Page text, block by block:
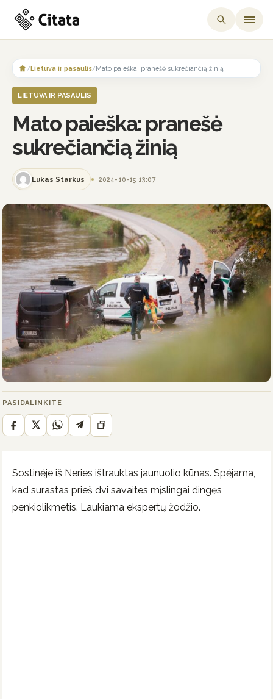
content
/Lietuva ir pasaulis/Mato paieška: pranešė sukrečiančią žinią
LIETUVA IR PASAULIS
Mato paieška: pranešė
sukrečiančią žinią
Lukas Starkus 2024-10-15 13:07
PASIDALINKITE
Sostinėje iš Neries ištrauktas jaunuolio kūnas. Spėjama,
kad surastas prieš dvi savaites mįslingai dingęs
penkiolikmetis. Laukiama ekspertų žodžio.